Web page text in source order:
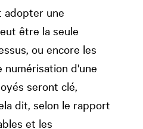
adopter une
être la seule
ou encore les
d'une
seront clé,
dit, selon le rapport
et les